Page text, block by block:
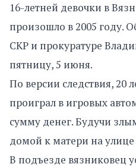
16-летней девочки в
произошло в 2005 году.
СКР и прокуратуре
пятницу, 5 июня.
По версии следствия, 20
проиграл в игровых
сумму денег. Будучи
домой к матери на
В подъезде вязниковец